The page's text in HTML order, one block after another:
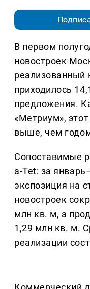
В первом
новостроек
реализованный
приходилось
предложения.
«Метриум»,
выше, чем
Сопоставимые
a-Tet: за
экспозиция на
новостроек
млн кв. м, а
1,29 млн кв. м.
реализации